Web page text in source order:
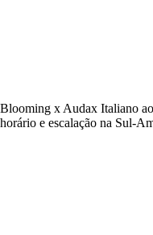
Blooming x Audax Italiano
horário e escalação na Sul-